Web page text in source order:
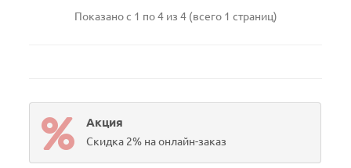
Показано с 1 по 4 из 4 (всего 1 страниц)
Акция
Скидка 2% на онлайн-заказ